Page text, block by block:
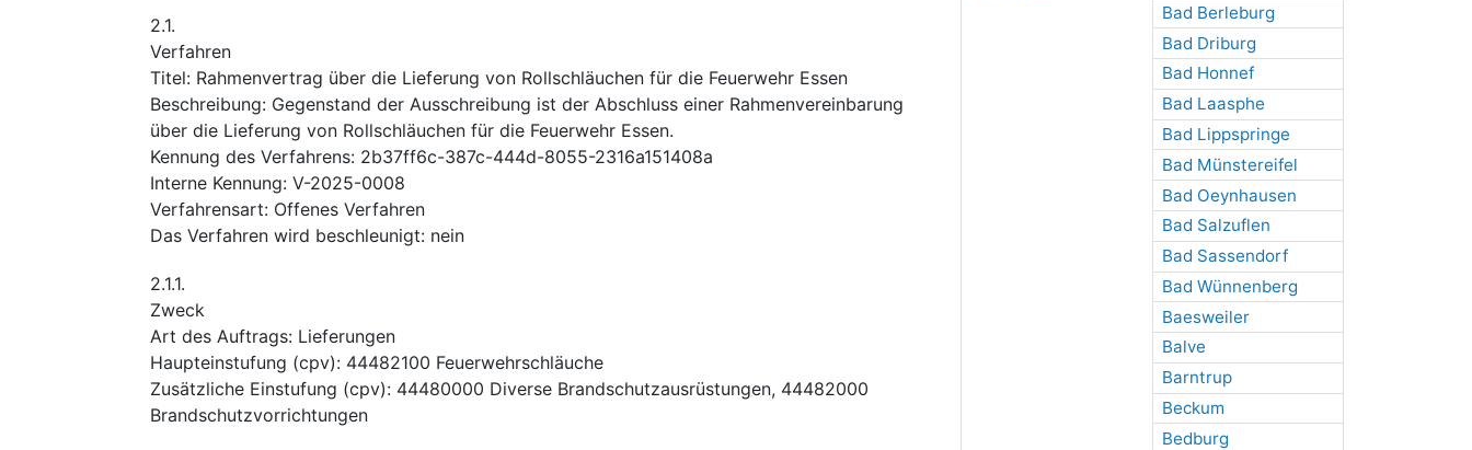
Bad Berleburg
Bad Driburg
Bad Honnef
Bad Laasphe
Bad Lippspringe
Bad Münstereifel
Bad Oeynhausen
Bad Salzuflen
Bad Sassendorf
Bad Wünnenberg
Baesweiler
Balve
Barntrup
Beckum
Bedburg
2.1.
Verfahren
Titel: Rahmenvertrag über die Lieferung von Rollschläuchen für die Feuerwehr Essen
Beschreibung: Gegenstand der Ausschreibung ist der Abschluss einer Rahmenvereinbarung
über die Lieferung von Rollschläuchen für die Feuerwehr Essen.
Kennung des Verfahrens: 2b37ff6c-387c-444d-8055-2316a151408a
Interne Kennung: V-2025-0008
Verfahrensart: Offenes Verfahren
Das Verfahren wird beschleunigt: nein
2.1.1.
Zweck
Art des Auftrags: Lieferungen
Haupteinstufung (cpv): 44482100 Feuerwehrschläuche
Zusätzliche Einstufung (cpv): 44480000 Diverse Brandschutzausrüstungen, 44482000
Brandschutzvorrichtungen